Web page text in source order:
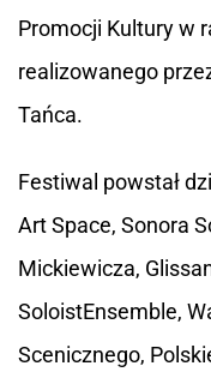
Promocji Kultury w
realizowanego
Tańca.
Festiwal powstał
Art Space, Sonora
Mickiewicza,
SoloistEnsemble,
Scenicznego,